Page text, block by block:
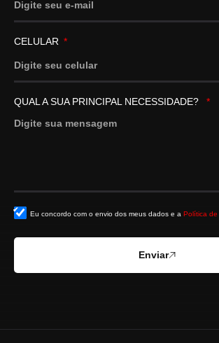
CELULAR
QUAL A SUA PRINCIPAL NECESSIDADE?
Eu concordo com o envio dos meus dados e a Política de
Enviar